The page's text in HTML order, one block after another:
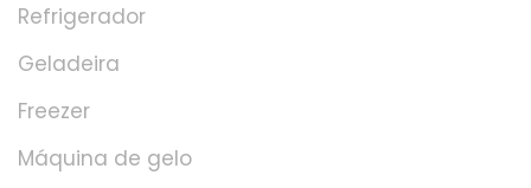
Refrigerador
Geladeira
Freezer
Máquina de gelo